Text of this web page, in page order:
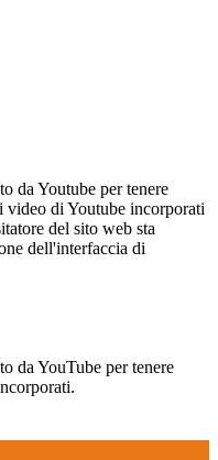
da Youtube per tenere
video di Youtube incorporati
del sito web sta
dell'interfaccia di
da YouTube per tenere